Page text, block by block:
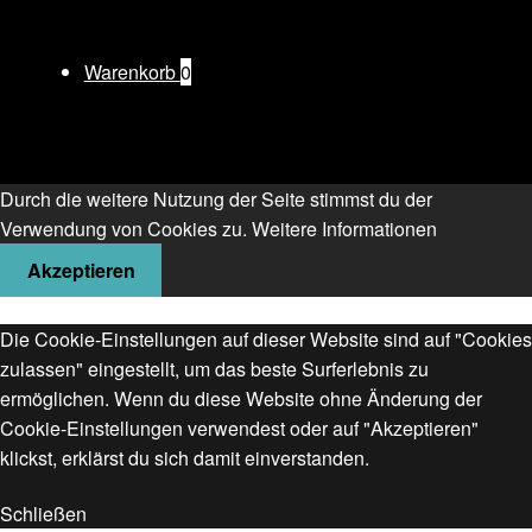
Warenkorb0
Durch die weitere Nutzung der Seite stimmst du der
Verwendung von Cookies zu. Weitere Informationen
Akzeptieren
Die Cookie-Einstellungen auf dieser Website sind auf "Cookies
zulassen" eingestellt, um das beste Surferlebnis zu
ermöglichen. Wenn du diese Website ohne Änderung der
Cookie-Einstellungen verwendest oder auf "Akzeptieren"
klickst, erklärst du sich damit einverstanden.
Schließen